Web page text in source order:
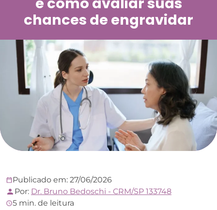
chances de engravidar
Publicado em: 27/06/2026
Por: Dr. Bruno Bedoschi - CRM/SP 133748
5 min. de leitura